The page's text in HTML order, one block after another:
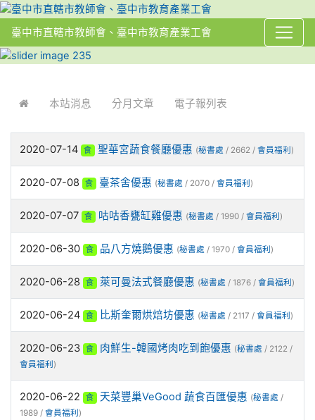
臺中市直轄市教師會、臺中市教育產業工會
本站消息 分月文章 電子報列表
2020-07-14 食 聖華宮蔬食餐廳優惠 (秘書處 / 2662 / 會員福利 )
2020-07-08 食 臺茶舍優惠 (秘書處 / 2070 / 會員福利 )
2020-07-07 食 咕咕香甕缸雞優惠 (秘書處 / 1990 / 會員福利 )
2020-06-30 食 品八方燒鵝優惠 (秘書處 / 1970 / 會員福利 )
2020-06-28 食 萊可曼法式餐廳優惠 (秘書處 / 1876 / 會員福利 )
2020-06-24 食 比斯奎爾烘焙坊優惠 (秘書處 / 2117 / 會員福利 )
2020-06-23 食 肉鮮生-韓國烤肉吃到飽優惠 (秘書處 / 2122 /
會員福利 )
2020-06-22 食 天菜豐巢VeGood 蔬食百匯優惠 (秘書處 /
1989 / 會員福利 )